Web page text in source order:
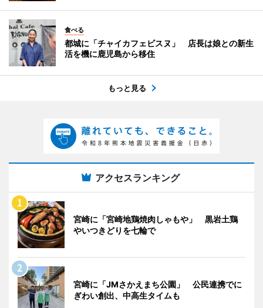
食べる
都城に「チャイカフェビスヌ」 店長は娘との新生
活を機に鹿児島から移住
もっと見る
アクセスランキング
宮崎に「宮崎地鶏焼肉しゃもや」 黒岩土鶏
やいつきどりを七輪で
宮崎に「JMさかえまち公園」 公民連携でに
ぎわい創出、中高生タイムも